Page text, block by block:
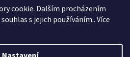
cookie. Dalším procházením
s jejich používáním.. Více